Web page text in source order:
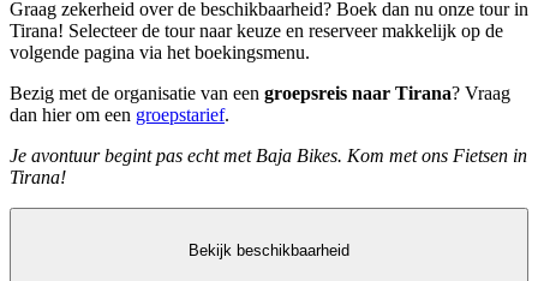
Graag zekerheid over de beschikbaarheid? Boek dan nu onze tour in
Tirana! Selecteer de tour naar keuze en reserveer makkelijk op de
volgende pagina via het boekingsmenu.
Bezig met de organisatie van een groepsreis naar Tirana? Vraag
dan hier om een groepstarief.
Je avontuur begint pas echt met Baja Bikes. Kom met ons Fietsen in
Tirana!
Bekijk beschikbaarheid